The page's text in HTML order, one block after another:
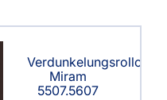
Verdunkelungsrollo
Miram
5507.5607